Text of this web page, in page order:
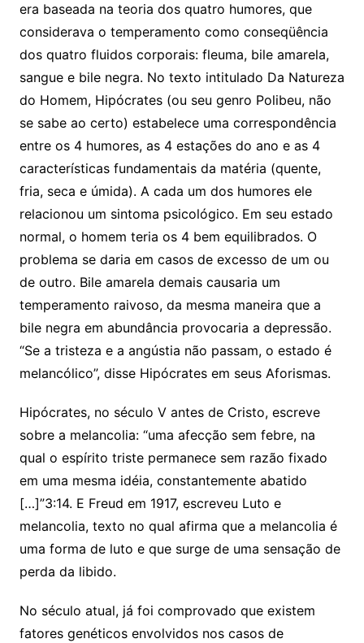
era baseada na teoria dos quatro humores, que
considerava o temperamento como conseqüência
dos quatro fluidos corporais: fleuma, bile amarela,
sangue e bile negra. No texto intitulado Da Natureza
do Homem, Hipócrates (ou seu genro Polibeu, não
se sabe ao certo) estabelece uma correspondência
entre os 4 humores, as 4 estações do ano e as 4
características fundamentais da matéria (quente,
fria, seca e úmida). A cada um dos humores ele
relacionou um sintoma psicológico. Em seu estado
normal, o homem teria os 4 bem equilibrados. O
problema se daria em casos de excesso de um ou
de outro. Bile amarela demais causaria um
temperamento raivoso, da mesma maneira que a
bile negra em abundância provocaria a depressão.
“Se a tristeza e a angústia não passam, o estado é
melancólico”, disse Hipócrates em seus Aforismas.
Hipócrates, no século V antes de Cristo, escreve
sobre a melancolia: “uma afecção sem febre, na
qual o espírito triste permanece sem razão fixado
em uma mesma idéia, constantemente abatido
[…]”3:14. E Freud em 1917, escreveu Luto e
melancolia, texto no qual afirma que a melancolia é
uma forma de luto e que surge de uma sensação de
perda da libido.
No século atual, já foi comprovado que existem
fatores genéticos envolvidos nos casos de